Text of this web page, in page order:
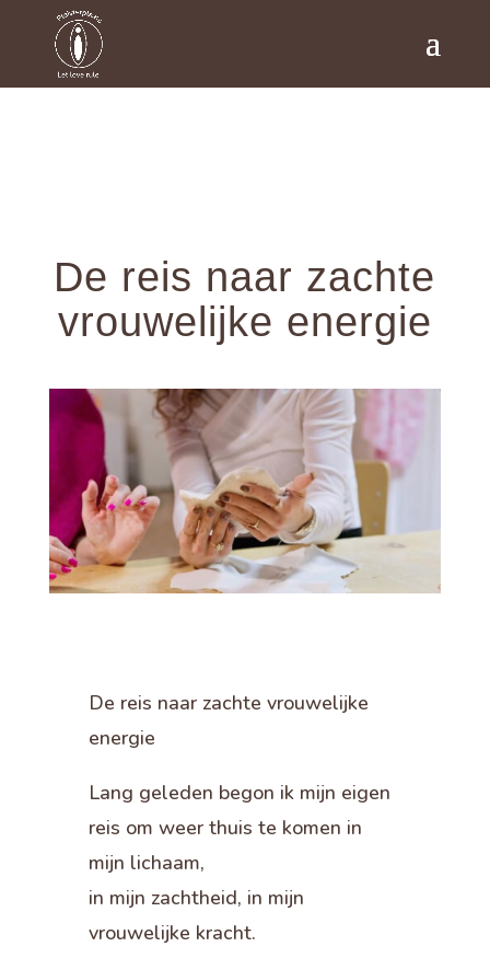
De reis naar zachte
vrouwelijke energie
De reis naar zachte vrouwelijke
energie
Lang geleden begon ik mijn eigen
reis om weer thuis te komen in
mijn lichaam,
in mijn zachtheid, in mijn
vrouwelijke kracht.